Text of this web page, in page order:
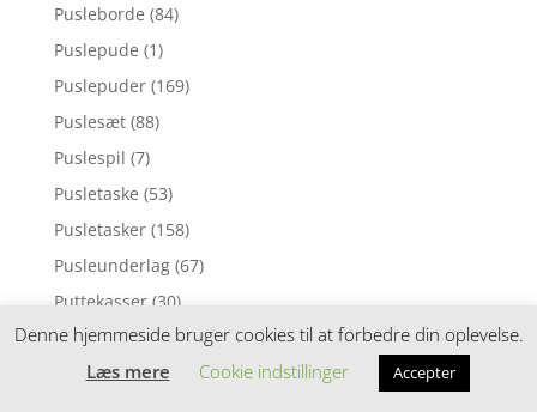
Pusleborde (84)
Puslepude (1)
Puslepuder (169)
Puslesæt (88)
Puslespil (7)
Pusletaske (53)
Pusletasker (158)
Pusleunderlag (67)
Puttekasser (30)
Pyntepuder (98)
Rangle (6)
Denne hjemmeside bruger cookies til at forbedre din oplevelse.
Læs mere
Cookie indstillinger Accepter